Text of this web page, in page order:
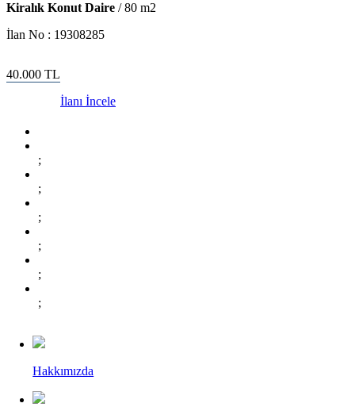
Kiralık Konut Daire /80 m2
İlan No : 19308285
40.000 TL
İlanı İncele
;
;
;
;
;
;
Hakkımızda